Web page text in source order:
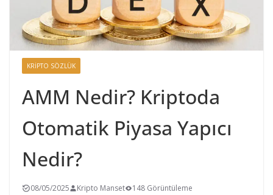
KRIPTO SÖZLÜK
AMM Nedir? Kriptoda
Otomatik Piyasa Yapıcı
Nedir?
08/05/2025 Kripto Manset 148 Görüntüleme